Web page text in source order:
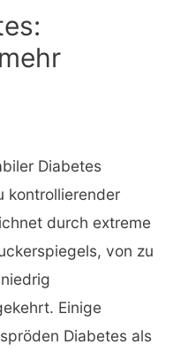
Diabetes
kontrollierender
durch extreme
von zu
Einige
Diabetes als